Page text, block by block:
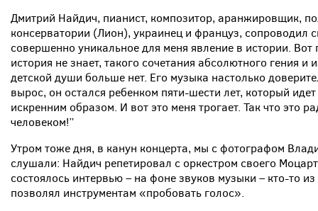
Дмитрий Найдич, пианист, композитор, аранжировщик,
консерватории (Лион), украинец и француз, сопроводил
совершенно уникальное для меня явление в истории. Вот
история не знает, такого сочетания абсолютного гения
детской души больше нет. Его музыка настолько
вырос, он остался ребенком пяти-шести лет, который
искренним образом. И вот это меня трогает. Так что это
человеком!”
Утром тоже дня, в канун концерта, мы с фотографом
слушали: Найдич репетировал с оркестром своего
состоялось интервью – на фоне звуков музыки – кто-то
позволял инструментам «пробовать голос».